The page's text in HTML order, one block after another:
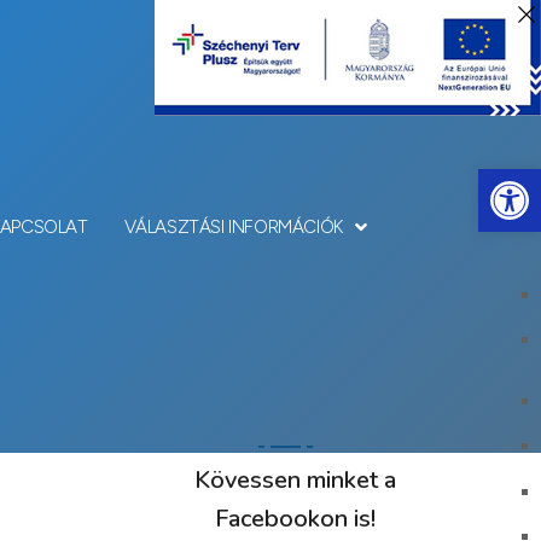
VÁLASZTÁSI INFORMÁCIÓK
Kövessen minket a
Facebookon is!